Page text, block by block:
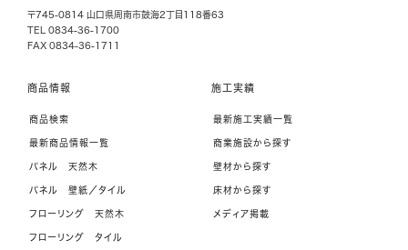
〒745-0814 山口県周南市鼓海2丁目118番63
TEL 0834-36-1700
FAX 0834-36-1711
商品情報
商品検索
最新商品情報一覧
パネル 天然木
パネル 壁紙／タイル
フローリング 天然木
フローリング タイル
施工実績
最新施工実績一覧
商業施設から探す
壁材から探す
床材から探す
メディア掲載